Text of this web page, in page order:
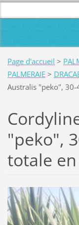
Page d'accueil >
PALMERAIE >
Australis "peko",
"peko",
totale